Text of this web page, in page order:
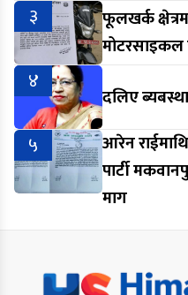
३
फूलखर्क
मोटरसाइकल
४
दलिए
५
आरेन
पार्टी
माग